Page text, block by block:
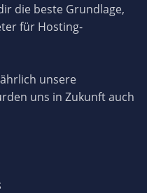
die beste Grundlage,
für Hosting-
unsere
uns in Zukunft auch